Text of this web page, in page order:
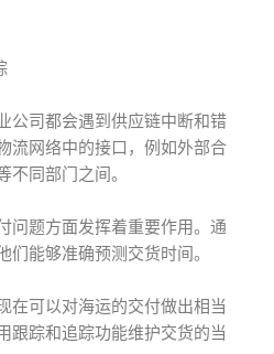
公司都会遇到供应链中断和错
流网络中的接口，例如外部合
不同部门之间。
问题方面发挥着重要作用。通
能够准确预测交货时间。
在可以对海运的交付做出相当
跟踪和追踪功能维护交货的当